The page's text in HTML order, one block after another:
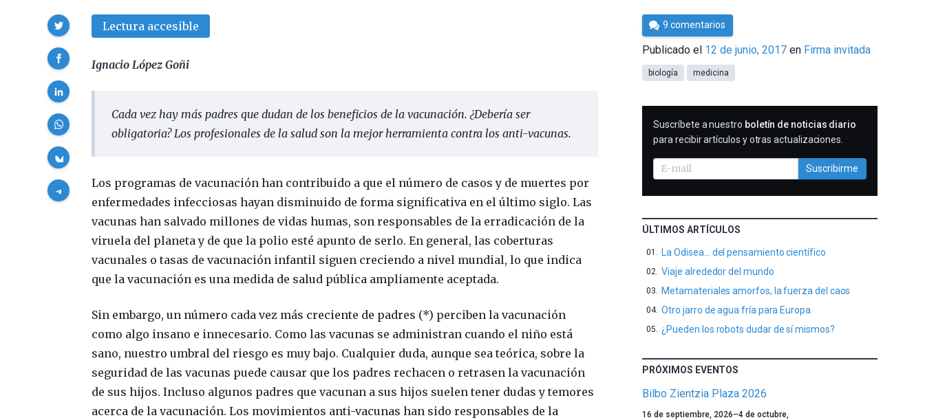
Lectura accesible
Ignacio López Goñi
Cada vez hay más padres que dudan de los beneficios de la vacunación. ¿Debería ser
obligatoria? Los profesionales de la salud son la mejor herramienta contra los anti-vacunas.
Los programas de vacunación han contribuido a que el número de casos y de muertes por
enfermedades infecciosas hayan disminuido de forma significativa en el último siglo. Las
vacunas han salvado millones de vidas humas, son responsables de la erradicación de la
viruela del planeta y de que la polio esté apunto de serlo. En general, las coberturas
vacunales o tasas de vacunación infantil siguen creciendo a nivel mundial, lo que indica
que la vacunación es una medida de salud pública ampliamente aceptada.
Sin embargo, un número cada vez más creciente de padres (*) perciben la vacunación
como algo insano e innecesario. Como las vacunas se administran cuando el niño está
sano, nuestro umbral del riesgo es muy bajo. Cualquier duda, aunque sea teórica, sobre la
seguridad de las vacunas puede causar que los padres rechacen o retrasen la vacunación
de sus hijos. Incluso algunos padres que vacunan a sus hijos suelen tener dudas y temores
acerca de la vacunación. Los movimientos anti-vacunas han sido responsables de la
Compartir
Por
César
Tomé
9 comentarios
Publicado el 12 de junio, 2017 en Firma invitada
biología medicina
SUSCRIBIRME
Suscríbete a nuestro boletín de noticias diario
para recibir artículos y otras actualizaciones.
Suscribirme
ÚLTIMOS ARTÍCULOS
La Odisea… del pensamiento científico
Viaje alrededor del mundo
Metamateriales amorfos, la fuerza del caos
Otro jarro de agua fría para Europa
¿Pueden los robots dudar de sí mismos?
PRÓXIMOS EVENTOS
Bilbo Zientzia Plaza 2026
Un
16 de septiembre, 2026–4 de octubre,